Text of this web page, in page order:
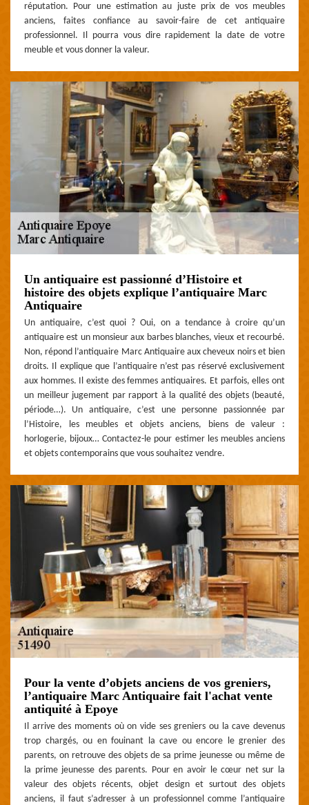
réputation. Pour une estimation au juste prix de vos meubles
anciens, faites confiance au savoir-faire de cet antiquaire
professionnel. Il pourra vous dire rapidement la date de votre
meuble et vous donner la valeur.
Un antiquaire est passionné d’Histoire et
histoire des objets explique l’antiquaire Marc
Antiquaire
Un antiquaire, c’est quoi ? Oui, on a tendance à croire qu’un
antiquaire est un monsieur aux barbes blanches, vieux et recourbé.
Non, répond l’antiquaire Marc Antiquaire aux cheveux noirs et bien
droits. Il explique que l’antiquaire n’est pas réservé exclusivement
aux hommes. Il existe des femmes antiquaires. Et parfois, elles ont
un meilleur jugement par rapport à la qualité des objets (beauté,
période…). Un antiquaire, c’est une personne passionnée par
l’Histoire, les meubles et objets anciens, biens de valeur :
horlogerie, bijoux… Contactez-le pour estimer les meubles anciens
et objets contemporains que vous souhaitez vendre.
Pour la vente d’objets anciens de vos greniers,
l’antiquaire Marc Antiquaire fait l'achat vente
antiquité à Epoye
Il arrive des moments où on vide ses greniers ou la cave devenus
trop chargés, ou en fouinant la cave ou encore le grenier des
parents, on retrouve des objets de sa prime jeunesse ou même de
la prime jeunesse des parents. Pour en avoir le cœur net sur la
valeur des objets récents, objet design et surtout des objets
anciens, il faut s’adresser à un professionnel comme l’antiquaire